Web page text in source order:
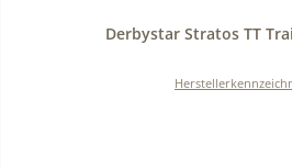
Derbystar Stratos TT